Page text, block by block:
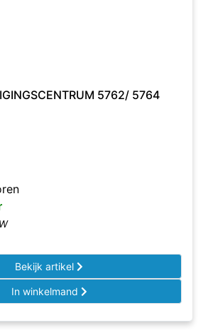
5762/ 5764
Bekijk artikel
In winkelmand